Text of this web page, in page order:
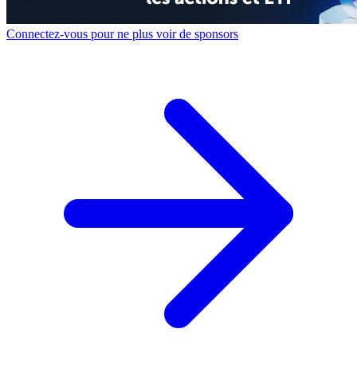
Connectez-vous pour ne plus voir de sponsors